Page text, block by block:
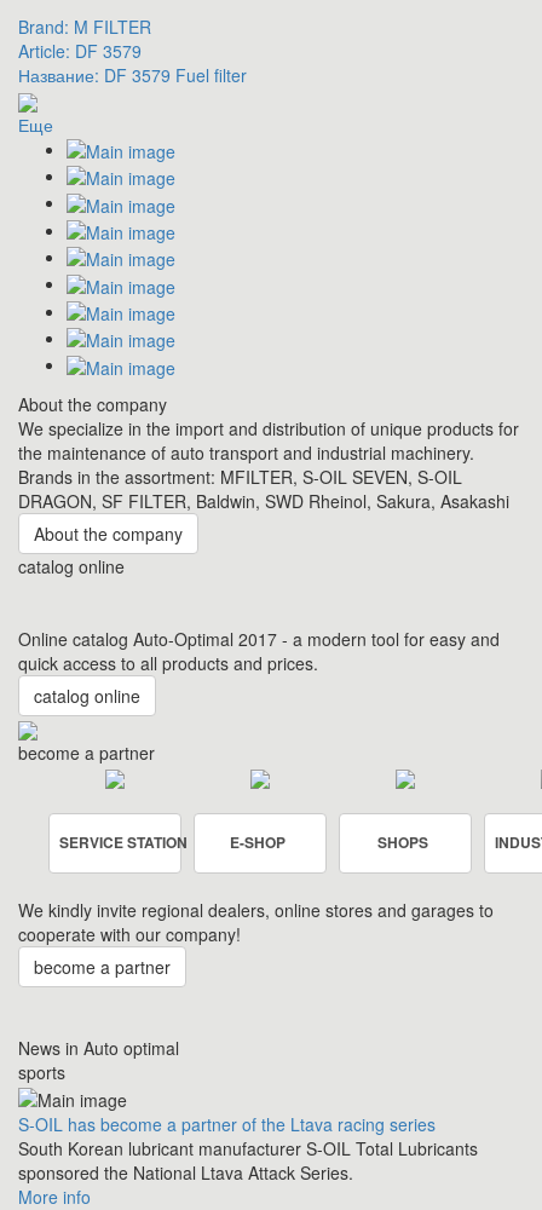
Brand: M FILTER
Article: DF 3579
Название: DF 3579 Fuel filter
Еще
About the company
We specialize in the import and distribution of unique products for
the maintenance of auto transport and industrial machinery.
Brands in the assortment: MFILTER, S-OIL SEVEN, S-OIL
DRAGON, SF FILTER, Baldwin, SWD Rheinol, Sakura, Asakashi
About the company
catalog online
Online catalog Auto-Optimal 2017 - a modern tool for easy and
quick access to all products and prices.
catalog online
become a partner
SERVICE STATION E-SHOP SHOPS
We kindly invite regional dealers, online stores and garages to
cooperate with our company!
become a partner
News in Auto optimal
sports
S-OIL has become a partner of the Ltava racing series
South Korean lubricant manufacturer S-OIL Total Lubricants
sponsored the National Ltava Attack Series.
More info